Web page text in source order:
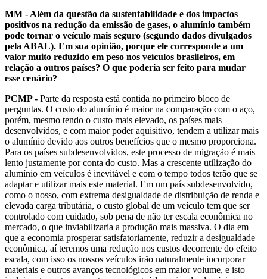
MM - Além da questão da sustentabilidade e dos impactos
positivos na redução da emissão de gases, o alumínio também
pode tornar o veículo mais seguro (segundo dados divulgados
pela ABAL). Em sua opinião, porque ele corresponde a um
valor muito reduzido em peso nos veículos brasileiros, em
relação a outros países? O que poderia ser feito para mudar
esse cenário?
PCMP - Parte da resposta está contida no primeiro bloco de
perguntas. O custo do alumínio é maior na comparação com o aço,
porém, mesmo tendo o custo mais elevado, os países mais
desenvolvidos, e com maior poder aquisitivo, tendem a utilizar mais
o alumínio devido aos outros benefícios que o mesmo proporciona.
Para os países subdesenvolvidos, este processo de migração é mais
lento justamente por conta do custo. Mas a crescente utilização do
alumínio em veículos é inevitável e com o tempo todos terão que se
adaptar e utilizar mais este material. Em um país subdesenvolvido,
como o nosso, com extrema desigualdade de distribuição de renda e
elevada carga tributária, o custo global de um veículo tem que ser
controlado com cuidado, sob pena de não ter escala econômica no
mercado, o que inviabilizaria a produção mais massiva. O dia em
que a economia prosperar satisfatoriamente, reduzir a desigualdade
econômica, aí teremos uma redução nos custos decorrente do efeito
escala, com isso os nossos veículos irão naturalmente incorporar
materiais e outros avanços tecnológicos em maior volume, e isto